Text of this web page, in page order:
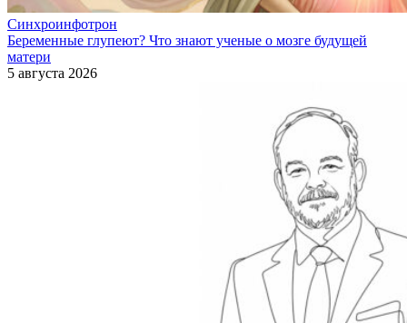
Синхроинфотрон
Беременные глупеют? Что знают ученые о мозге будущей
матери
5 августа 2026